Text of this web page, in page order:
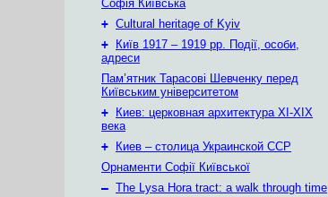
Софія Київська
+ Cultural heritage of Kyiv
+
Київ 1917 – 1919 рр. Події, особи,
адреси
Пам’ятник Тарасові Шевченку перед
Київським університетом
+
Киев: церковная архитектура XI-XIX
века
+
Киев – столица Украинской ССР
Орнаменти Софії Київської
– The Lysa Hora tract: a walk through time